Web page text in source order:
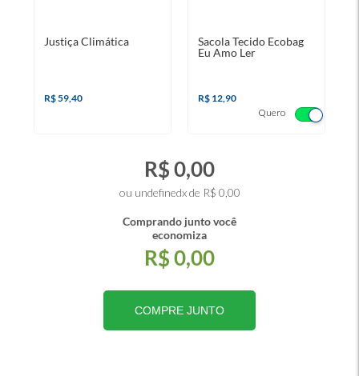
Justiça Climática
R$ 59,40
Quero
Sacola Tecido Ecobag
Eu Amo Ler
R$ 12,90
R$ 0,00
ou undefinedx de R$ 0,00
Comprando junto você
economiza
R$ 0,00
COMPRE JUNTO